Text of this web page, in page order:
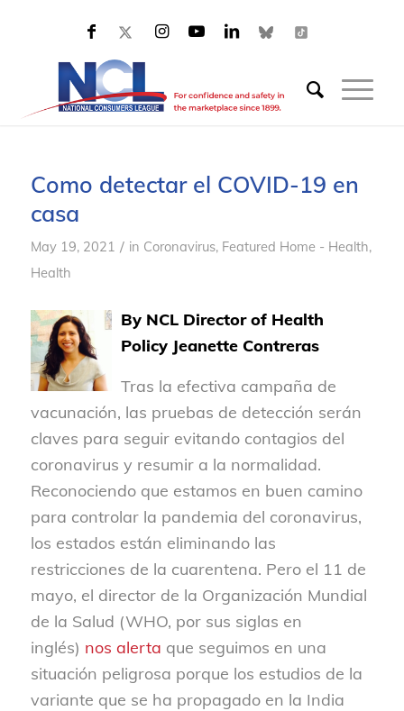
Como detectar el COVID-19 en
casa
May 19, 2021 / in Coronavirus, Featured Home - Health,
Health
By NCL Director of Health
Policy Jeanette Contreras
Tras la efectiva campaña de
vacunación, las pruebas de detección serán
claves para seguir evitando contagios del
coronavirus y resumir a la normalidad.
Reconociendo que estamos en buen camino
para controlar la pandemia del coronavirus,
los estados están eliminando las
restricciones de la cuarentena. Pero el 11 de
mayo, el director de la Organización Mundial
de la Salud (WHO, por sus siglas en
inglés) nos alerta que seguimos en una
situación peligrosa porque los estudios de la
variante que se ha propagado en la India